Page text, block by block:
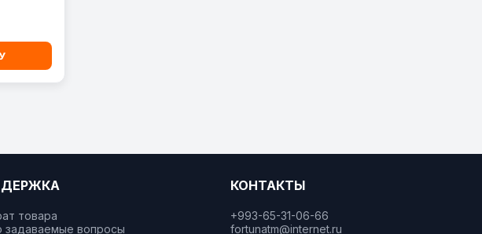
товара
задаваемые вопросы
КОНТАКТЫ
+993-65-31-06-66
fortunatm@internet.ru